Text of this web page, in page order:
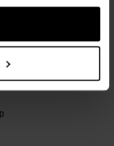
CECHY